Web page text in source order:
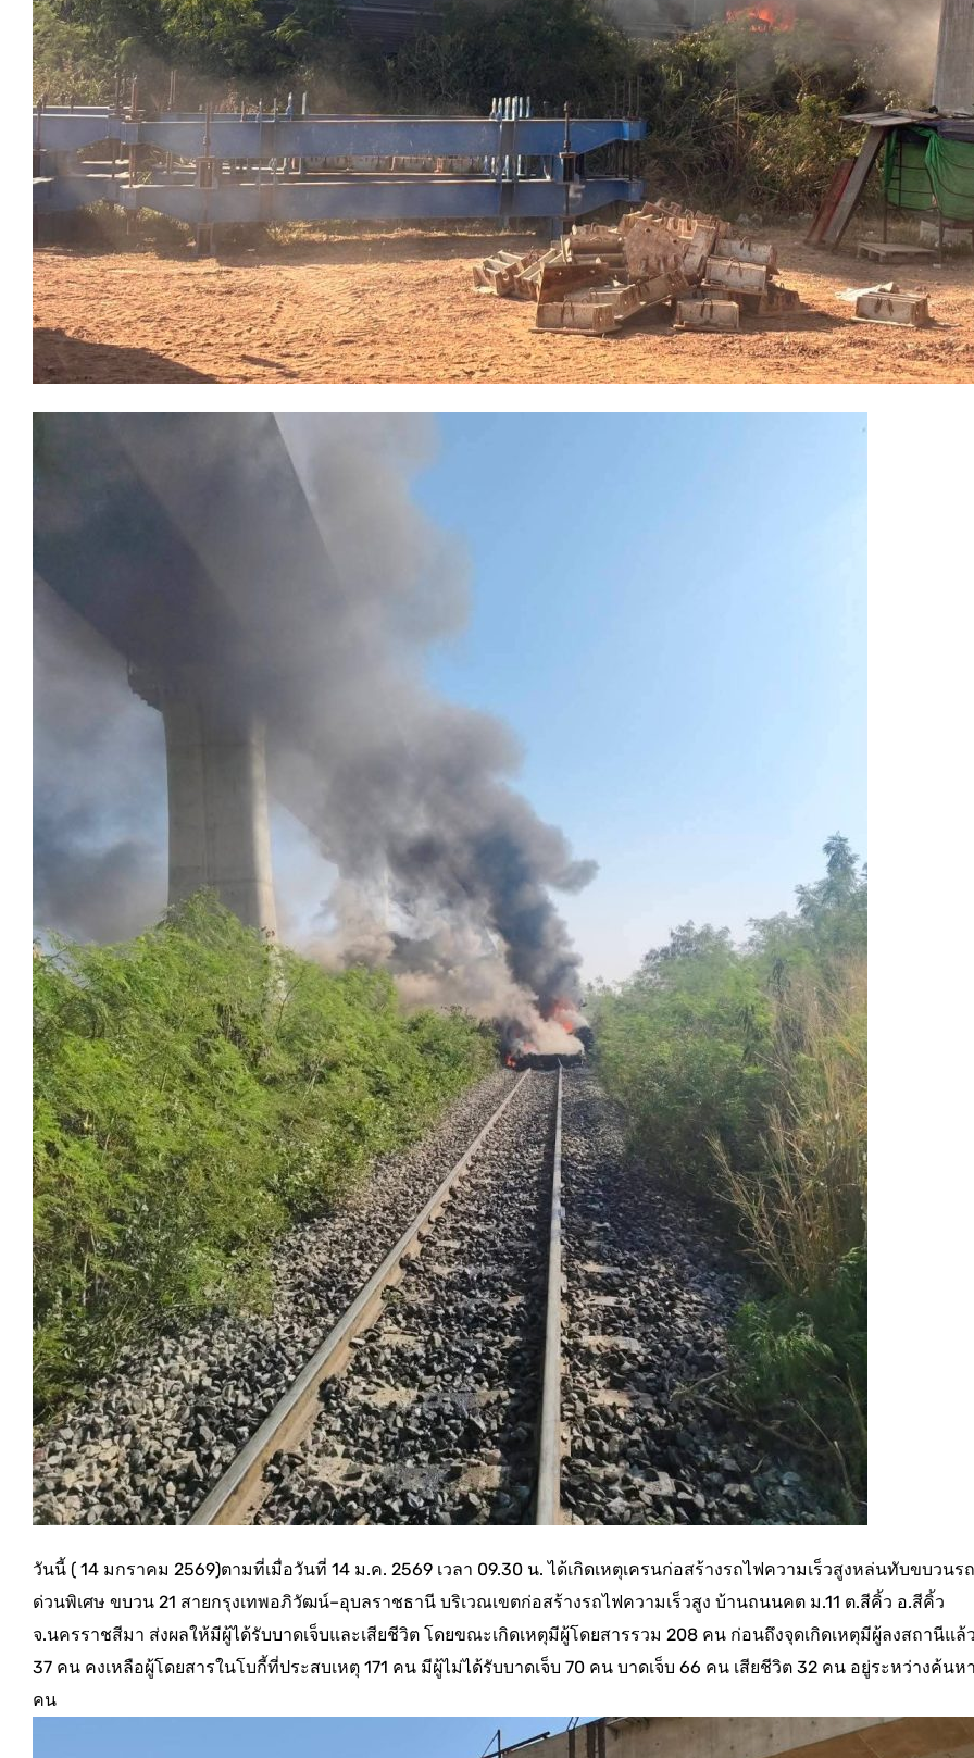
วันนี้ ( 14 มกราคม 2569)ตามที่เมื่อวันที่ 14 ม.ค. 2569 เวลา 09.30 น. ได้เกิดเหตุเครนก่อสร้างรถไฟความเร็วสูงหล่นทับขบวนร
ด่วนพิเศษ ขบวน 21 สายกรุงเทพอภิวัฒน์–อุบลราชธานี บริเวณเขตก่อสร้างรถไฟความเร็วสูง บ้านถนนคต ม.11 ต.สีคิ้ว อ.สีคิ้ว
จ.นครราชสีมา ส่งผลให้มีผู้ได้รับบาดเจ็บและเสียชีวิต โดยขณะเกิดเหตุมีผู้โดยสารรวม 208 คน ก่อนถึงจุดเกิดเหตุมีผู้ลงสถานีแล้
37 คน คงเหลือผู้โดยสารในโบกี้ที่ประสบเหตุ 171 คน มีผู้ไม่ได้รับบาดเจ็บ 70 คน บาดเจ็บ 66 คน เสียชีวิต 32 คน อยู่ระหว่างค้นห
คน